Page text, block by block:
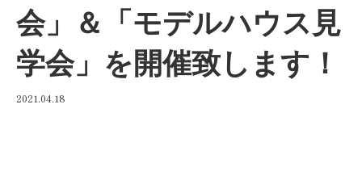
会」＆「モデルハウス見
学会」を開催致します！
2021.04.18